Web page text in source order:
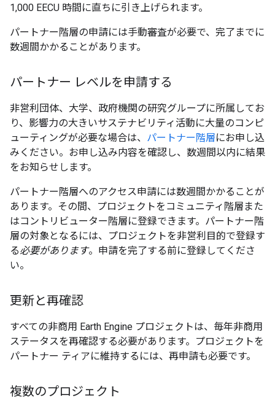
1,000 EECU 時間に直ちに引き上げられます。
パートナー階層の申請には手動審査が必要で、完了までに
数週間かかることがあります。
パートナー レベルを申請する
非営利団体、大学、政府機関の研究グループに所属してお
り、影響力の大きいサステナビリティ活動に大量のコンピ
ューティングが必要な場合は、 パートナー階層にお申し込
みください。お申し込み内容を確認し、数週間以内に結果
をお知らせします。
パートナー階層へのアクセス申請には数週間かかることが
あります。その間、プロジェクトをコミュニティ階層また
はコントリビューター階層に登録できます。パートナー階
層の対象となるには、プロジェクトを非営利目的で登録す
る必要があります。申請を完了する前に登録してくださ
い。
更新と再確認
すべての非商用 Earth Engine プロジェクトは、毎年非商用
ステータスを再確認する必要があります。プロジェクトを
パートナー ティアに維持するには、再申請も必要です。
複数のプロジェクト